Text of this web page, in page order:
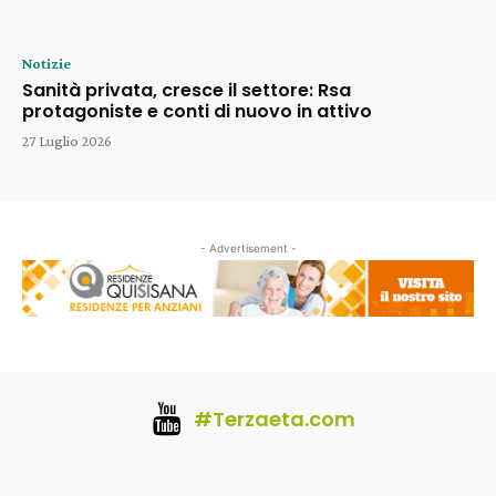
Notizie
Sanità privata, cresce il settore: Rsa
protagoniste e conti di nuovo in attivo
27 Luglio 2026
- Advertisement -
#Terzaeta.com